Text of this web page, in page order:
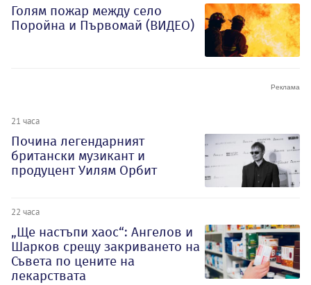
Голям пожар между село
Поройна и Първомай (ВИДЕО)
21 часа
Почина легендарният
британски музикант и
продуцент Уилям Орбит
22 часа
„Ще настъпи хаос“: Ангелов и
Шарков срещу закриването на
Съвета по цените на
лекарствата